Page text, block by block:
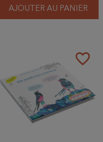
AJOUTER AU PANIER
favorite_border